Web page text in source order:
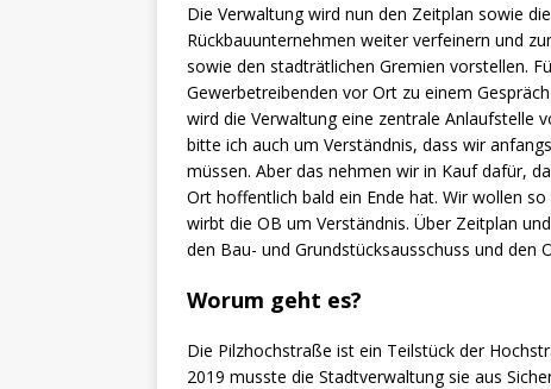
Die Verwaltung wird nun den Zeitplan sowie
Rückbauunternehmen weiter verfeinern und
sowie den stadträtlichen Gremien vorstellen.
Gewerbetreibenden vor Ort zu einem
wird die Verwaltung eine zentrale Anlaufstelle
bitte ich auch um Verständnis, dass wir
müssen. Aber das nehmen wir in Kauf dafür,
Ort hoffentlich bald ein Ende hat. Wir wollen
wirbt die OB um Verständnis. Über Zeitplan
den Bau- und Grundstücksausschuss und
Worum geht es?
Die Pilzhochstraße ist ein Teilstück der
2019 musste die Stadtverwaltung sie aus